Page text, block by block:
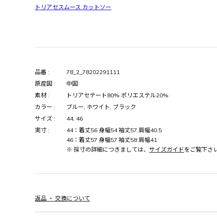
トリアセスムース カットソー
品番 :
78_2_78202291111
原産国 :
中国
素材 :
トリアセテート80% ポリエステル20%
カラー :
ブルー, ホワイト, ブラック
サイズ :
44, 46
実寸 :
44：着丈56 身幅54 袖丈57 肩幅40.5
46：着丈57 身幅57 袖丈58 肩幅41
※ 採寸の詳細につきましては、 サイズガイドをご覧下さ
返品 ・ 交換について